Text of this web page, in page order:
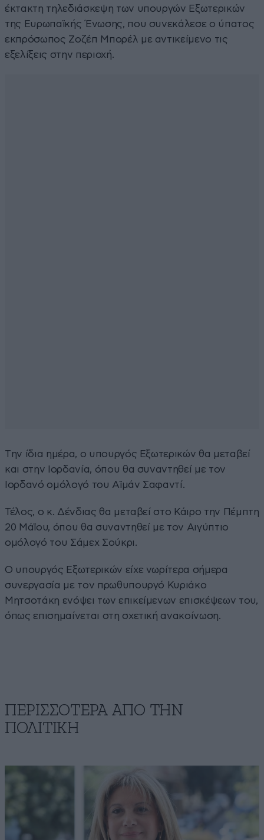
έκτακτη τηλεδιάσκεψη των υπουργών Εξωτερικών
της Ευρωπαϊκής Ένωσης, που συνεκάλεσε ο ύπατος
εκπρόσωπος Ζοζέπ Μπορέλ με αντικείμενο τις
εξελίξεις στην περιοχή.
Tην ίδια ημέρα, ο υπουργός Εξωτερικών θα μεταβεί
και στην Ιορδανία, όπου θα συναντηθεί με τον
Ιορδανό ομόλογό του Αϊμάν Σαφαντί.
Τέλος, ο κ. Δένδιας θα μεταβεί στο Κάιρο την Πέμπτη
20 Μάϊου, όπου θα συναντηθεί με τον Αιγύπτιο
ομόλογό του Σάμεχ Σούκρι.
Ο υπουργός Εξωτερικών είχε νωρίτερα σήμερα
συνεργασία με τον πρωθυπουργό Κυριάκο
Μητσοτάκη ενόψει των επικείμενων επισκέψεων του,
όπως επισημαίνεται στη σχετική ανακοίνωση.
ΠΕΡΙΣΣΟΤΕΡΑ ΑΠΟ ΤΗΝ
ΠΟΛΙΤΙΚΗ